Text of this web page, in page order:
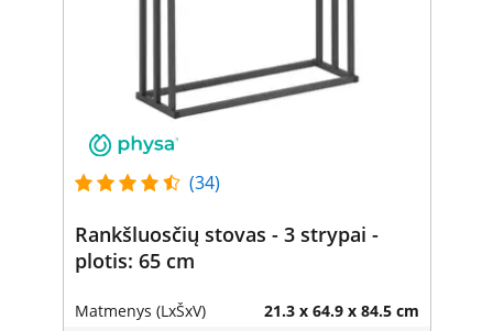
(34)
Rankšluosčių stovas - 3 strypai -
plotis: 65 cm
Matmenys (LxŠxV) 21.3 x 64.9 x 84.5 cm